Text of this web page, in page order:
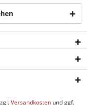
Versandkosten und ggf.